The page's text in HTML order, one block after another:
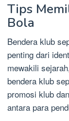
Tips
Bola
Bendera klub
penting dari
mewakili
bendera klub
promosi klub
antara para